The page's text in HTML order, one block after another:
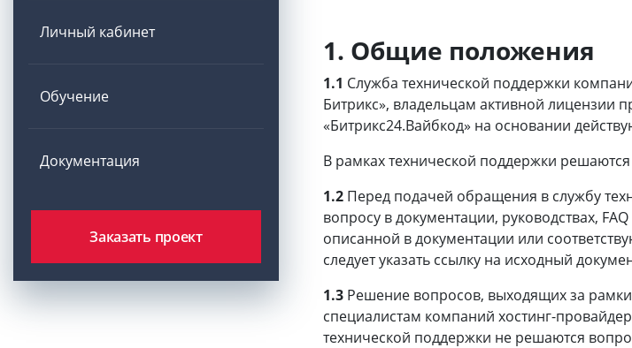
Личный кабинет
Обучение
Документация
Заказать проект
1. Общие положения
1.1 Служба технической поддержки
Битрикс», владельцам активной лицензии
«Битрикс24.Вайбкод» на основании
В рамках технической поддержки
1.2 Перед подачей обращения в службу
вопросу в документации, руководствах,
описанной в документации или
следует указать ссылку на исходный
1.3 Решение вопросов, выходящих за
специалистам компаний хостинг-
технической поддержки не решаются